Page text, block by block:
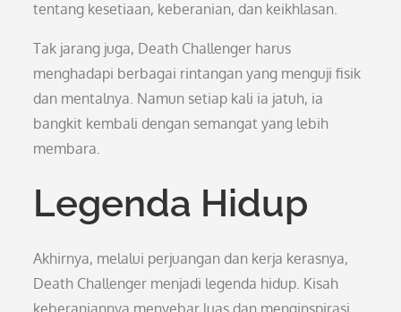
tentang kesetiaan, keberanian, dan keikhlasan.
Tak jarang juga, Death Challenger harus
menghadapi berbagai rintangan yang menguji fisik
dan mentalnya. Namun setiap kali ia jatuh, ia
bangkit kembali dengan semangat yang lebih
membara.
Legenda Hidup
Akhirnya, melalui perjuangan dan kerja kerasnya,
Death Challenger menjadi legenda hidup. Kisah
keberaniannya menyebar luas dan menginspirasi